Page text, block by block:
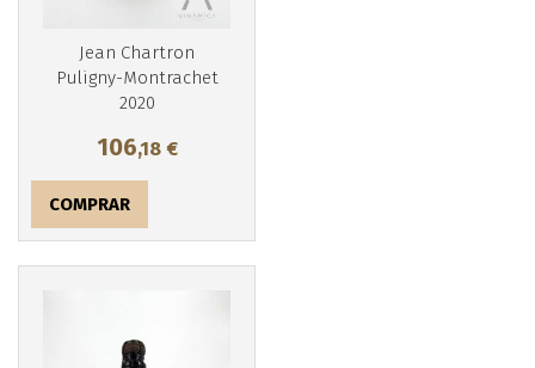
Jean Chartron
Puligny-Montrachet
2020
106,18 €
COMPRAR